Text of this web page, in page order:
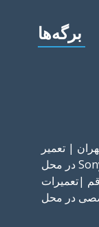
برگه‌ها
| تعمیر
قم |تعمیرات
در محل